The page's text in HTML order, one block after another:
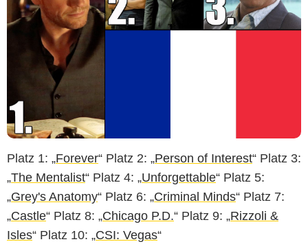
Platz 1: „Forever“ Platz 2: „Person of Interest“ Platz 3:
„The Mentalist“ Platz 4: „Unforgettable“ Platz 5:
„Grey's Anatomy“ Platz 6: „Criminal Minds“ Platz 7:
„Castle“ Platz 8: „Chicago P.D.“ Platz 9: „Rizzoli &
Isles“ Platz 10: „CSI: Vegas“